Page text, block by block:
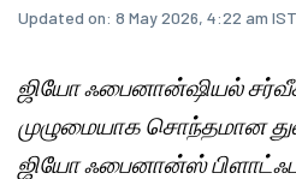
Updated on: 8 May 2026, 4:22 am IST
ஜியோ ஃபைனான்ஷியல்
முழுமையாக சொந்தமான
ஜியோ ஃபைனான்ஸ்